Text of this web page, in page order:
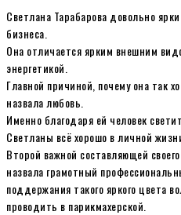
Светлана Тарабарова довольно
бизнеса.
Она отличается ярким внешним
энергетикой.
Главной причиной, почему она так
назвала любовь.
Именно благодаря ей человек
Светланы всё хорошо в личной
Второй важной составляющей
назвала грамотный
поддержания такого яркого цвета
проводить в парикмахерской.